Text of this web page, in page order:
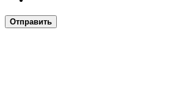
Отправить